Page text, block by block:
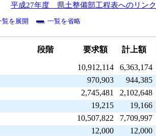
平成27年度 県土整備部工程表へのリンク
覧を展開 一覧を省略
段階 要求額 計上額
10,912,114
6,363,174
970,903
944,385
2,745,481
2,102,648
19,215
19,166
10,507,822
7,709,997
12,000
12,000